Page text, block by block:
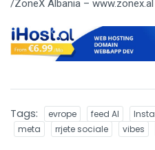
/ZoneX Albania – www.zonex.al
Tags: evrope feed AI
meta
rrjete sociale vibes